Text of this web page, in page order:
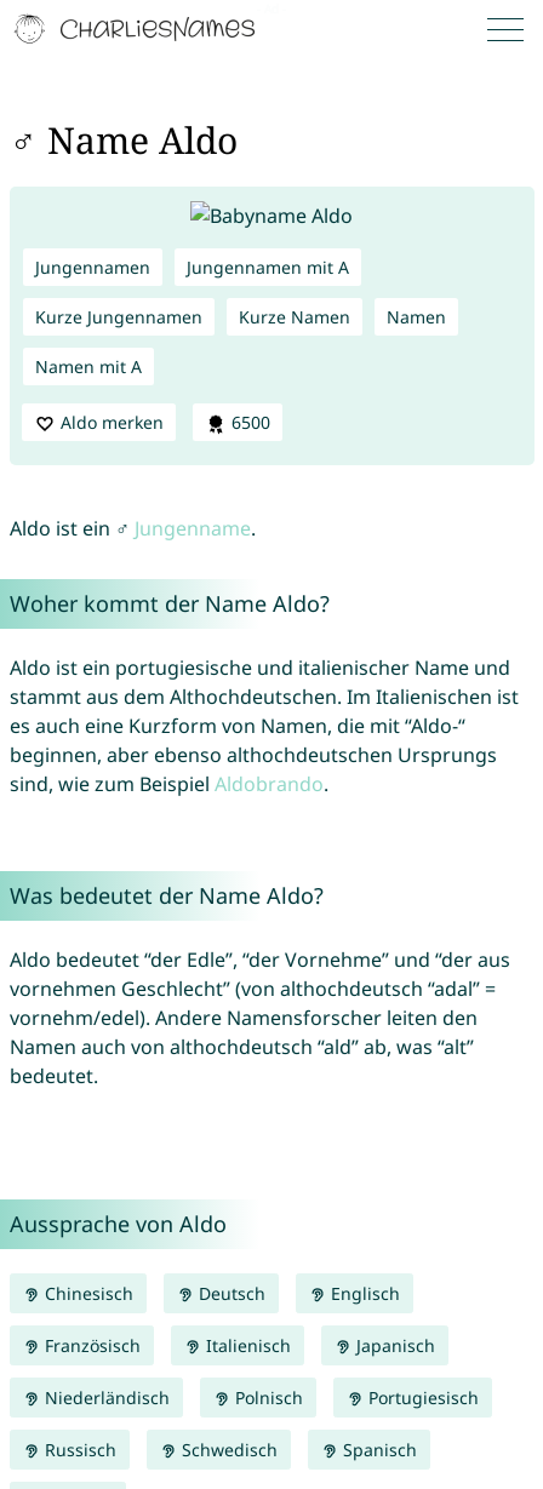
♂ Name Aldo
Jungennamen Jungennamen mit A
Kurze Jungennamen Kurze Namen Namen
Namen mit A
Aldo merken 6500
Aldo ist ein ♂ Jungenname.
Woher kommt der Name Aldo?
Aldo ist ein portugiesische und italienischer Name und
stammt aus dem Althochdeutschen. Im Italienischen ist
es auch eine Kurzform von Namen, die mit “Aldo-“
beginnen, aber ebenso althochdeutschen Ursprungs
sind, wie zum Beispiel Aldobrando.
Was bedeutet der Name Aldo?
Aldo bedeutet “der Edle”, “der Vornehme” und “der aus
vornehmen Geschlecht” (von althochdeutsch “adal” =
vornehm/edel). Andere Namensforscher leiten den
Namen auch von althochdeutsch “ald” ab, was “alt”
bedeutet.
Aussprache von Aldo
Chinesisch Deutsch Englisch
Französisch Italienisch Japanisch
Niederländisch Polnisch Portugiesisch
Russisch Schwedisch Spanisch